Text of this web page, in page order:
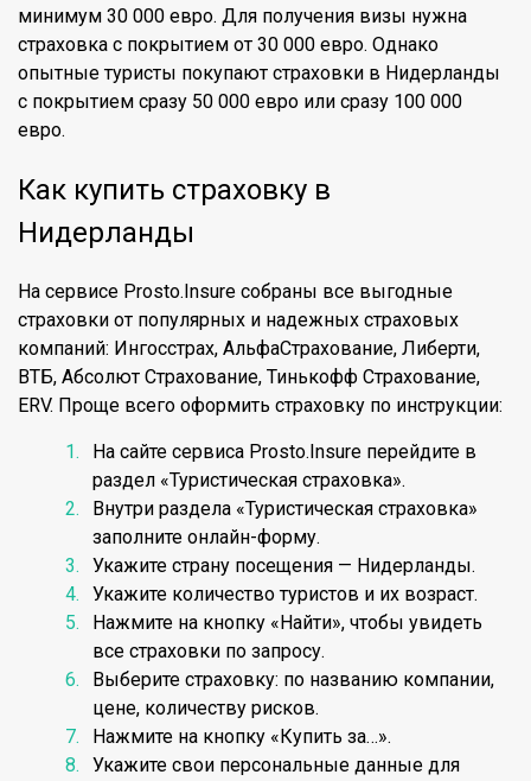
минимум 30 000 евро. Для получения визы нужна
страховка с покрытием от 30 000 евро. Однако
опытные туристы покупают страховки в Нидерланды
с покрытием сразу 50 000 евро или сразу 100 000
евро.
Как купить страховку в
Нидерланды
На сервисе Prosto.Insure собраны все выгодные
страховки от популярных и надежных страховых
компаний: Ингосстрах, АльфаСтрахование, Либерти,
ВТБ, Абсолют Страхование, Тинькофф Страхование,
ERV. Проще всего оформить страховку по инструкции:
На сайте сервиса Prosto.Insure перейдите в
раздел «Туристическая страховка».
Внутри раздела «Туристическая страховка»
заполните онлайн-форму.
Укажите страну посещения — Нидерланды.
Укажите количество туристов и их возраст.
Нажмите на кнопку «Найти», чтобы увидеть
все страховки по запросу.
Выберите страховку: по названию компании,
цене, количеству рисков.
Нажмите на кнопку «Купить за…».
Укажите свои персональные данные для